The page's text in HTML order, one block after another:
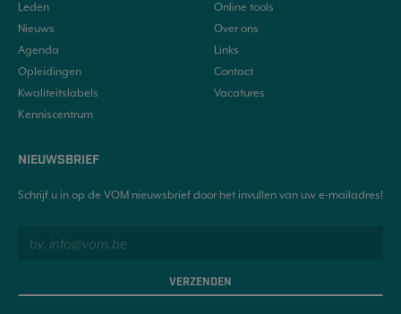
Leden
Nieuws
Agenda
Opleidingen
Kwaliteitslabels
Kenniscentrum
Online tools
Over ons
Links
Contact
Vacatures
NIEUWSBRIEF
Schrijf u in op de VOM nieuwsbrief door het invullen van uw e-mailadres!
VERZENDEN